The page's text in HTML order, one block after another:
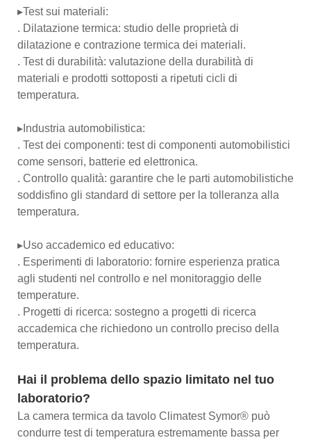
▸Test sui materiali:
. Dilatazione termica: studio delle proprietà di
dilatazione e contrazione termica dei materiali.
. Test di durabilità: valutazione della durabilità di
materiali e prodotti sottoposti a ripetuti cicli di
temperatura.
▸Industria automobilistica:
. Test dei componenti: test di componenti automobilistici
come sensori, batterie ed elettronica.
. Controllo qualità: garantire che le parti automobilistiche
soddisfino gli standard di settore per la tolleranza alla
temperatura.
▸Uso accademico ed educativo:
. Esperimenti di laboratorio: fornire esperienza pratica
agli studenti nel controllo e nel monitoraggio delle
temperature.
. Progetti di ricerca: sostegno a progetti di ricerca
accademica che richiedono un controllo preciso della
temperatura.
Hai il problema dello spazio limitato nel tuo
laboratorio?
La camera termica da tavolo Climatest Symor® può
condurre test di temperatura estremamente bassa per